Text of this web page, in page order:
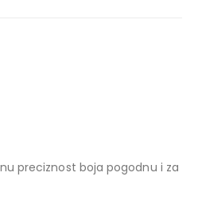
preciznost boja pogodnu i za